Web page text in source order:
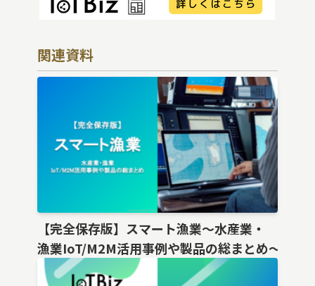
関連資料
【完全保存版】スマート漁業〜水産業・
漁業IoT/M2M活用事例や製品の総まとめ〜